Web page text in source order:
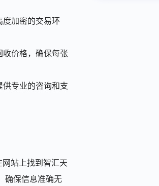
加密的交易环
价格，确保每张
专业的咨询和支
站上找到智汇天
确保信息准确无